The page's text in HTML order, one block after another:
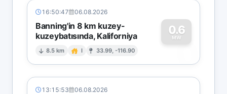
16:50:47 06.08.2026
Banning'in 8 km kuzey-
kuzeybatısında, Kaliforniya
8.5 km I 33.99, -116.90
0.6
MW
0
13:15:53 06.08.2026